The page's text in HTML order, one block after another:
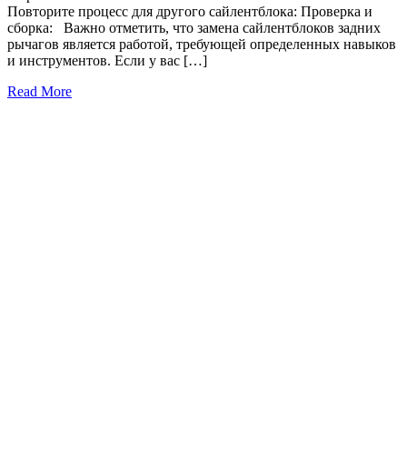
Повторите процесс для другого сайлентблока: Проверка и
сборка: Важно отметить, что замена сайлентблоков задних
рычагов является работой, требующей определенных навыков
и инструментов. Если у вас […]
Read More